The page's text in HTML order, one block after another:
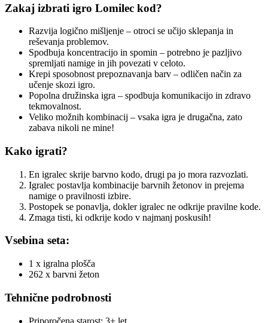
Zakaj izbrati igro Lomilec kod?
Razvija logično mišljenje – otroci se učijo sklepanja in
reševanja problemov.
Spodbuja koncentracijo in spomin – potrebno je pazljivo
spremljati namige in jih povezati v celoto.
Krepi sposobnost prepoznavanja barv – odličen način za
učenje skozi igro.
Popolna družinska igra – spodbuja komunikacijo in zdravo
tekmovalnost.
Veliko možnih kombinacij – vsaka igra je drugačna, zato
zabava nikoli ne mine!
Kako igrati?
En igralec skrije barvno kodo, drugi pa jo mora razvozlati.
Igralec postavlja kombinacije barvnih žetonov in prejema
namige o pravilnosti izbire.
Postopek se ponavlja, dokler igralec ne odkrije pravilne kode.
Zmaga tisti, ki odkrije kodo v najmanj poskusih!
Vsebina seta:
1 x igralna plošča
262 x barvni žeton
Tehnične podrobnosti
Priporočena starost: 3+ let